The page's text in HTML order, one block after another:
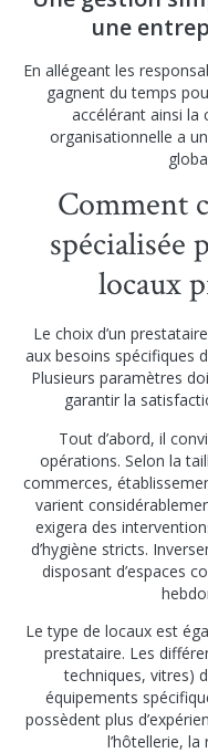
une
En allégeant les
gagnent du temps
accélérant ainsi la
organisationnelle a
Comment
spécialisée
locaux
Le choix d’un
aux besoins spécifiques
Plusieurs paramètres
garantir la
Tout d’abord, il
opérations. Selon la
commerces,
varient
exigera des
d’hygiène stricts.
disposant d’espaces
Le type de locaux est
prestataire. Les
techniques, vitres)
équipements
possèdent plus
l’hôtellerie, la